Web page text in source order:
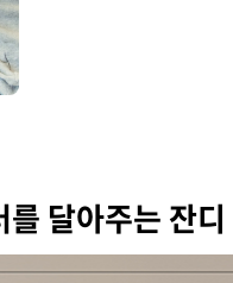
달아주는 잔디